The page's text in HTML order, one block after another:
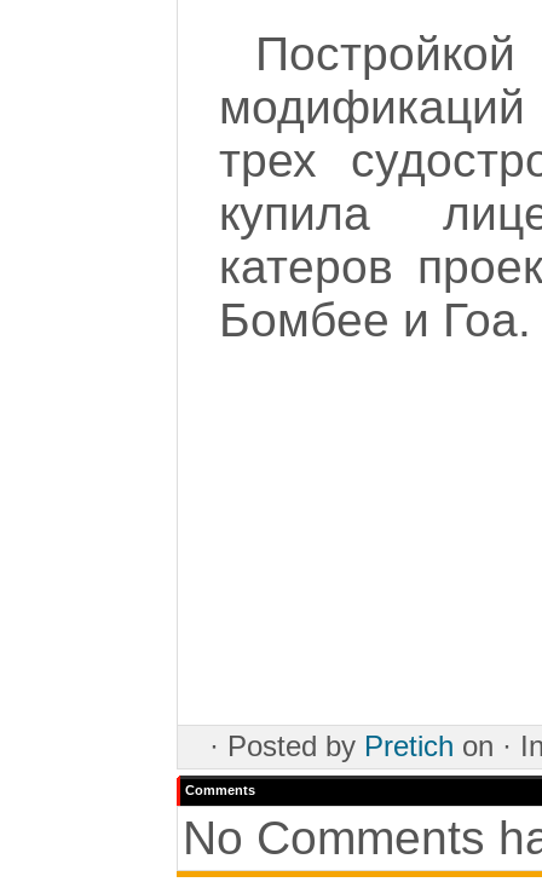
трех
купила
катеров
Бомбее и Гоа.
· Posted by Pretich on ·
Comments
No Comments